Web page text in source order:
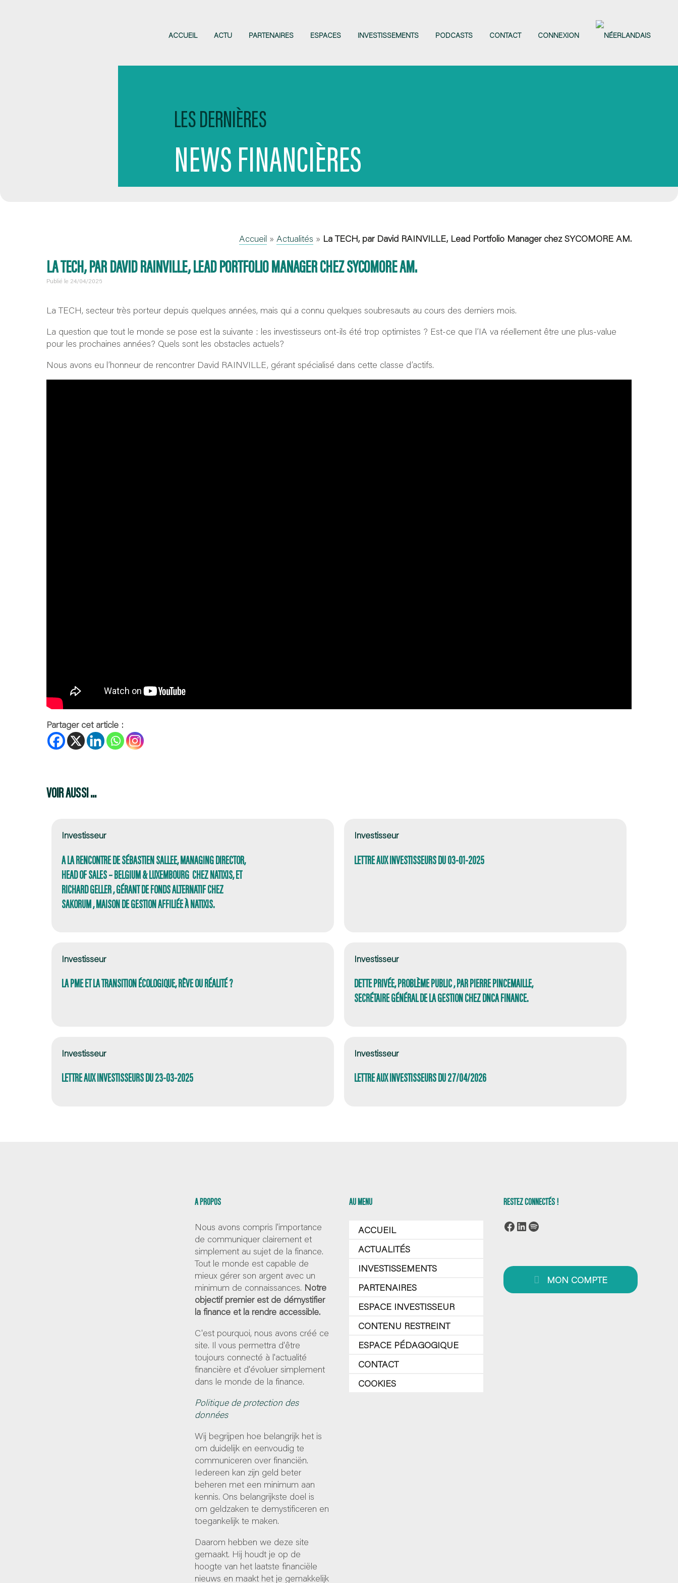
LES DERNIÈRES
NEWS FINANCIÈRES
ACCUEIL ACTU PARTENAIRES ESPACES INVESTISSEMENTS PODCASTS CONTACT CONNEXION
Accueil » Actualités » La TECH, par David RAINVILLE, Lead Portfolio Manager chez SYCOMORE AM.
LA TECH, PAR DAVID RAINVILLE, LEAD PORTFOLIO MANAGER CHEZ SYCOMORE AM.
Publié le 24/04/2026
La TECH, secteur très porteur depuis quelques années, mais qui a connu quelques soubresauts au cours des derniers mois.
La question que tout le monde se pose est la suivante : les investisseurs ont-ils été trop optimistes ? Est-ce que l’IA va réellement être une plus-value
pour les prochaines années? Quels sont les obstacles actuels?
Nous avons eu l’honneur de rencontrer David RAINVILLE, gérant spécialisé dans cette classe d’actifs.
Partager cet article :
VOIR AUSSI ...
Investisseur
A LA RENCONTRE DE SÉBASTIEN SALLEE, MANAGING DIRECTOR,
HEAD OF SALES – BELGIUM & LUXEMBOURG CHEZ NATIXIS, ET
RICHARD GELLER , GÉRANT DE FONDS ALTERNATIF CHEZ
SAKORUM , MAISON DE GESTION AFFILIÉE À NATIXIS.
Investisseur
LETTRE AUX INVESTISSEURS DU 03-01-2025
Investisseur
LA PME ET LA TRANSITION ÉCOLOGIQUE, RÊVE OU RÉALITÉ ?
Investisseur
DETTE PRIVÉE, PROBLÈME PUBLIC , PAR PIERRE PINCEMAILLE,
SECRÉTAIRE GÉNÉRAL DE LA GESTION CHEZ DNCA FINANCE.
Investisseur
LETTRE AUX INVESTISSEURS DU 23-03-2025
Investisseur
LETTRE AUX INVESTISSEURS DU 27/04/2026
A PROPOS
Nous avons compris l'importance
de communiquer clairement et
simplement au sujet de la finance.
Tout le monde est capable de
mieux gérer son argent avec un
minimum de connaissances. Notre
objectif premier est de démystifier
la finance et la rendre accessible.
C'est pourquoi, nous avons créé ce
site. Il vous permettra d'être
toujours connecté à l'actualité
financière et d'évoluer simplement
dans le monde de la finance.
Politique de protection des
données
Wij begrijpen hoe belangrijk het is
om duidelijk en eenvoudig te
communiceren over financiën.
Iedereen kan zijn geld beter
beheren met een minimum aan
kennis. Ons belangrijkste doel is
om geldzaken te demystificeren en
toegankelijk te maken.
Daarom hebben we deze site
gemaakt. Hij houdt je op de
hoogte van het laatste financiële
nieuws en maakt het je gemakkelijk
AU MENU
ACCUEIL
ACTUALITÉS
INVESTISSEMENTS
PARTENAIRES
ESPACE INVESTISSEUR
CONTENU RESTREINT
ESPACE PÉDAGOGIQUE
CONTACT
COOKIES
RESTEZ CONNECTÉS !
Facebook
LinkedIn
Spotify
MON COMPTE